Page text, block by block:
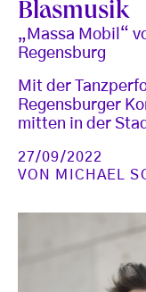
Blasmusik
„Massa Mobil“
Regensburg
Mit der
Regensburger
mitten in der
27/09/2022
VON MICHAEL